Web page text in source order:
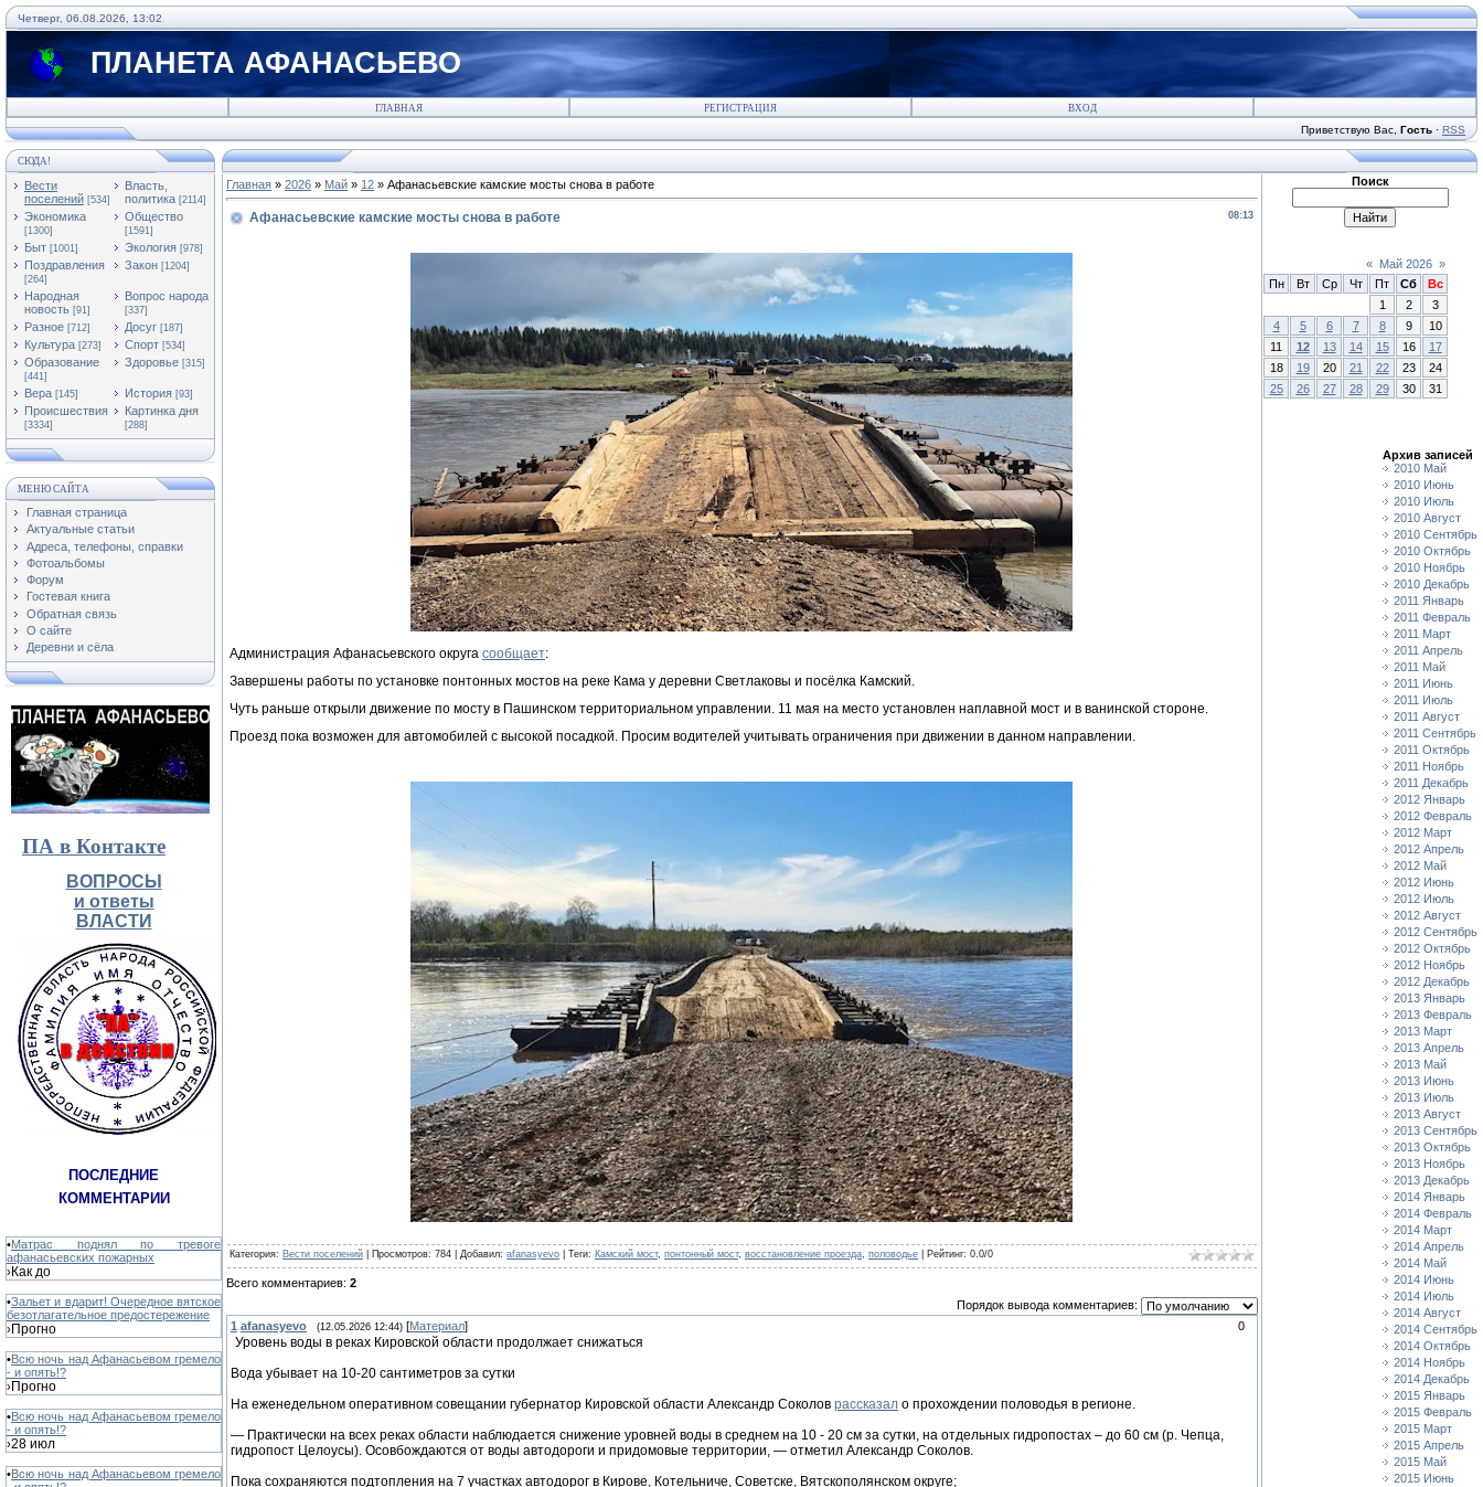
Четверг, 06.08.2026, 13:02
ПЛАНЕТА АФАНАСЬЕВО
ГЛАВНАЯ РЕГИСТРАЦИЯ ВХОД
Приветствую Вас Гость · RSS
СЮДА!
Вести
поселений [534]
Власть,
политика [2114]
Экономика
[1300]
Общество
[1591]
Быт [1001] Экология [978]
Поздравления
[264]
Закон [1204]
Народная
новость [91]
Вопрос народа
[337]
Разное [712] Досуг [187]
Культура [273] Спорт [534]
Образование
[441]
Здоровье [315]
Вера [145] История [93]
Происшествия
[3334]
Картинка дня
[288]
МЕНЮ САЙТА
Главная страница
Актуальные статьи
Адреса, телефоны, справки
Фотоальбомы
Форум
Гостевая книга
Обратная связь
О сайте
Деревни и сёла
ПА в Контакте
ВОПРОСЫ
и ответы
ВЛАСТИ
ПОСЛЕДНИЕ
КОММЕНТАРИИ
•Матрас поднял по тревоге
афанасьевских пожарных
›Как до
•Зальет и вдарит! Очередное вятское
безотлагательное предостережение
›Прогно
•Всю ночь над Афанасьевом гремело
- и опять!?
›Прогно
•Всю ночь над Афанасьевом гремело
- и опять!?
›28 июл
•Всю ночь над Афанасьевом гремело
Главная » 2026 » Май » 12 » Афанасьевские камские мосты снова в работе
08:13
Афанасьевские камские мосты снова в работе
Администрация Афанасьевского округа сообщает:
Завершены работы по установке понтонных мостов на реке Кама у деревни Светлаковы и посёлка Камский.
Чуть раньше открыли движение по мосту в Пашинском территориальном управлении. 11 мая на место установлен наплавной мост и в ванинской стороне.
Проезд пока возможен для автомобилей с высокой посадкой. Просим водителей учитывать ограничения при движении в данном направлении.
Категория: Вести поселений Просмотров: 784 | Добавил: afanasyevo Теги: Камский мост, понтонный мост, восстановление проезда, половодье Рейтинг: 0.0/0
Всего комментариев: 2
Порядок вывода комментариев:
0
1 afanasyevo (12.05.2026 12:44) [Материал]
Уровень воды в реках Кировской области продолжает снижаться
Вода убывает на 10-20 сантиметров за сутки
На еженедельном оперативном совещании губернатор Кировской области Александр Соколов рассказал о прохождении половодья в регионе.
— Практически на всех реках области наблюдается снижение уровней воды в среднем на 10 - 20 см за сутки, на отдельных гидропостах – до 60 см (р. Чепца,
гидропост Целоусы). Осовбождаются от воды автодороги и придомовые территории, — отметил Александр Соколов.
Пока сохраняются подтопления на 7 участках автодорог в Кирове, Котельниче, Советске, Вятскополянском округе;
Поиск
« Май 2026 »
Пн
Вт Ср Чт Пт Сб
Вс
1
2
3
4
5 6 7 8 9
10
11
12 13 14 15 16
17
18
19 20 21 22 23
24
25
26 27 28 29 30 31
Архив записей
2010 Май
2010 Июнь
2010 Июль
2010 Август
2010 Сентябрь
2010 Октябрь
2010 Ноябрь
2010 Декабрь
2011 Январь
2011 Февраль
2011 Март
2011 Апрель
2011 Май
2011 Июнь
2011 Июль
2011 Август
2011 Сентябрь
2011 Октябрь
2011 Ноябрь
2011 Декабрь
2012 Январь
2012 Февраль
2012 Март
2012 Апрель
2012 Май
2012 Июнь
2012 Июль
2012 Август
2012 Сентябрь
2012 Октябрь
2012 Ноябрь
2012 Декабрь
2013 Январь
2013 Февраль
2013 Март
2013 Апрель
2013 Май
2013 Июнь
2013 Июль
2013 Август
2013 Сентябрь
2013 Октябрь
2013 Ноябрь
2013 Декабрь
2014 Январь
2014 Февраль
2014 Март
2014 Апрель
2014 Май
2014 Июнь
2014 Июль
2014 Август
2014 Сентябрь
2014 Октябрь
2014 Ноябрь
2014 Декабрь
2015 Январь
2015 Февраль
2015 Март
2015 Апрель
2015 Май
2015 Июнь